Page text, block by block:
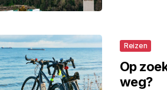
Reizen
Op
weg?